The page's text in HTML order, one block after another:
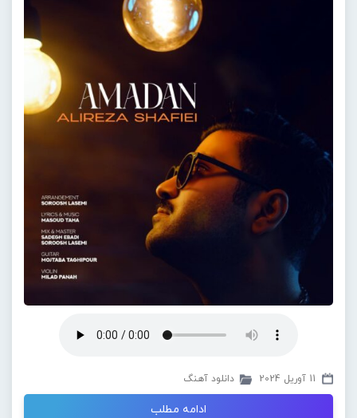
11 آوریل 2024 دانلود آهنگ
ادامه مطلب